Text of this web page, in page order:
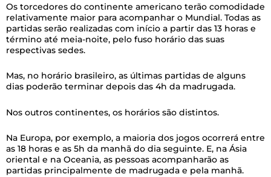
Os torcedores do continente americano terão comodidade
relativamente maior para acompanhar o Mundial. Todas as
partidas serão realizadas com início a partir das 13 horas e
término até meia-noite, pelo fuso horário das suas
respectivas sedes.
Mas, no horário brasileiro, as últimas partidas de alguns
dias poderão terminar depois das 4h da madrugada.
Nos outros continentes, os horários são distintos.
Na Europa, por exemplo, a maioria dos jogos ocorrerá entre
as 18 horas e as 5h da manhã do dia seguinte. E, na Ásia
oriental e na Oceania, as pessoas acompanharão as
partidas principalmente de madrugada e pela manhã.